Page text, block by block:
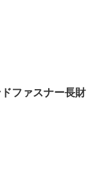
ファスナー長財